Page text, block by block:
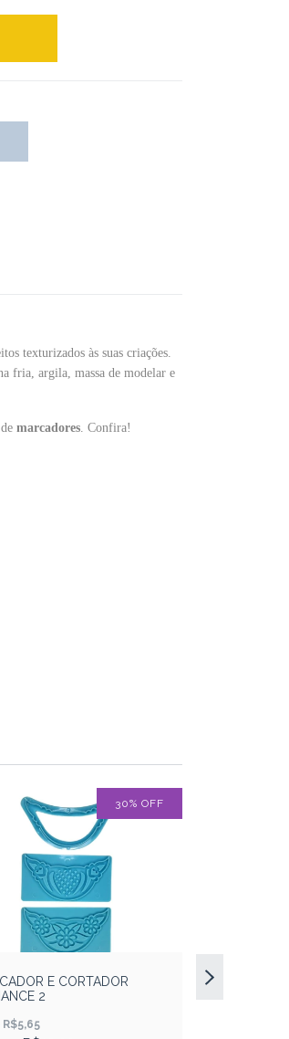
texturizados às suas criações.
fria, argila, massa de modelar e
marcadores . Confira!
30% OFF
E CORTADOR
2
R$5,65